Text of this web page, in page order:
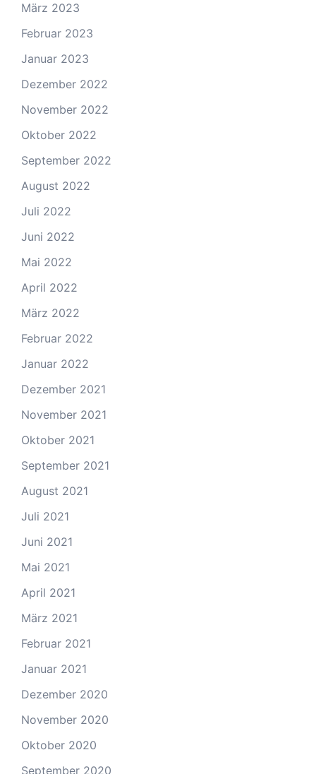
März 2023
Februar 2023
Januar 2023
Dezember 2022
November 2022
Oktober 2022
September 2022
August 2022
Juli 2022
Juni 2022
Mai 2022
April 2022
März 2022
Februar 2022
Januar 2022
Dezember 2021
November 2021
Oktober 2021
September 2021
August 2021
Juli 2021
Juni 2021
Mai 2021
April 2021
März 2021
Februar 2021
Januar 2021
Dezember 2020
November 2020
Oktober 2020
September 2020